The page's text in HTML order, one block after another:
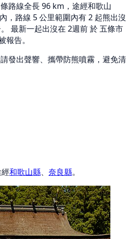
路線全長 96 km，途經和歌山
，路線 5 公里範圍內有 2 起熊出沒
最新一起出沒在 2週前 於 五條市
報告。
發出聲響、攜帶防熊噴霧，避免清
和歌山縣、 奈良縣。